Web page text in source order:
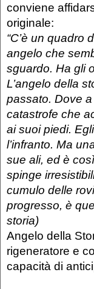
conviene
originale:
“C’è un quadro
angelo che
sguardo. Ha gli
L’angelo della
passato. Dove
catastrofe che
ai suoi piedi.
l’infranto. Ma
sue ali, ed è
spinge
cumulo delle
progresso, è
storia)
Angelo della
rigeneratore e
capacità di